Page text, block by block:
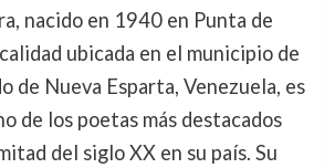
nacido en 1940 en Punta de
ubicada en el municipio de
de Nueva Esparta, Venezuela, es
de los poetas más destacados
del siglo XX en su país. Su